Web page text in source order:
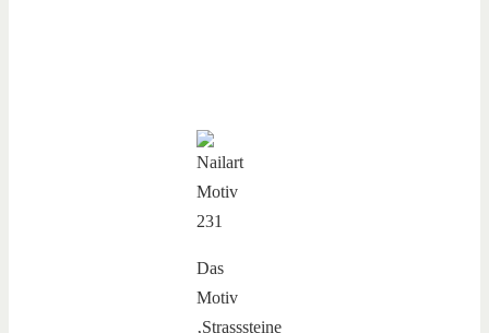
Das
Motiv
‚Strasssteine